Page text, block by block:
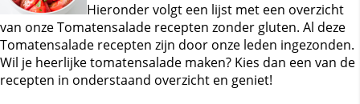
Hieronder volgt een lijst met een overzicht
van onze Tomatensalade recepten zonder gluten. Al deze
Tomatensalade recepten zijn door onze leden ingezonden.
Wil je heerlijke tomatensalade maken? Kies dan een van de
recepten in onderstaand overzicht en geniet!